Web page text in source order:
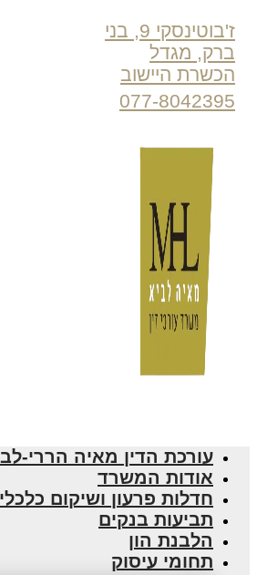
ז'בוטינסקי 9, בני
ברק, מגדל
הכשרת היישוב
077-8042395
עורכת הדין מאיה הררי-לביא
אודות המשרד
חדלות פרעון ושיקום כלכלי
תביעות בנקים
הלבנת הון
תחומי עיסוק